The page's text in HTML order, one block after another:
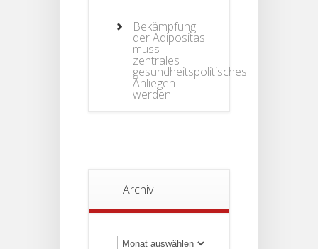
Bekämpfung
der Adipositas
muss
zentrales
gesundheitspolitisches
Anliegen
werden
Archiv
Archiv